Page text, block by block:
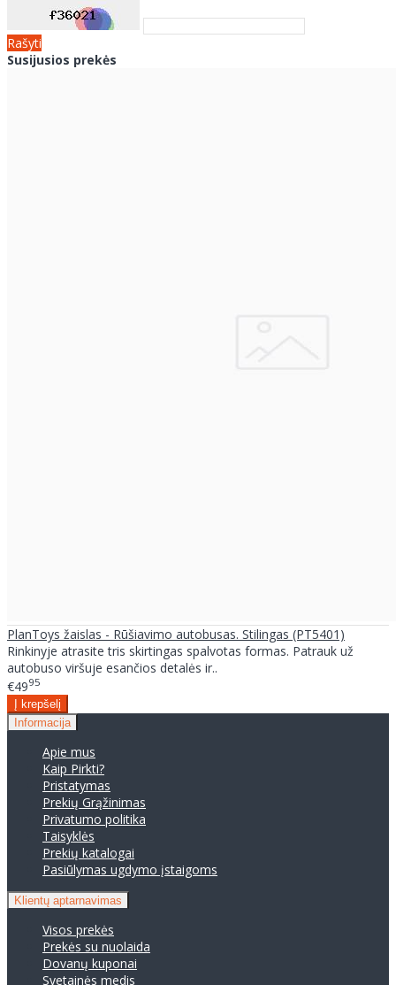
Rašyti
Susijusios prekės
PlanToys žaislas - Rūšiavimo autobusas. Stilingas (PT5401)
Rinkinyje atrasite tris skirtingas spalvotas formas. Patrauk už
autobuso viršuje esančios detalės ir..
€4995
Informacija
Apie mus
Kaip Pirkti?
Pristatymas
Prekių Grąžinimas
Privatumo politika
Taisyklės
Prekių katalogai
Pasiūlymas ugdymo įstaigoms
Klientų aptarnavimas
Visos prekės
Prekės su nuolaida
Dovanų kuponai
Svetainės medis